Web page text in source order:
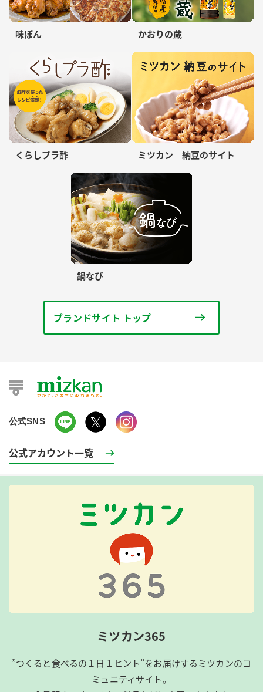
味ぽん かおりの蔵
くらしプラ酢 ミツカン 納豆のサイト
鍋なび
ブランドサイト トップ
公式SNS
公式アカウント一覧
ミツカン365
”つくると食べるの１日１ヒント”をお届けするミツカンのコ
ミュニティサイト。